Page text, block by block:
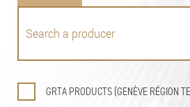
GRTA PRODUCTS (GENÈVE RÉGION